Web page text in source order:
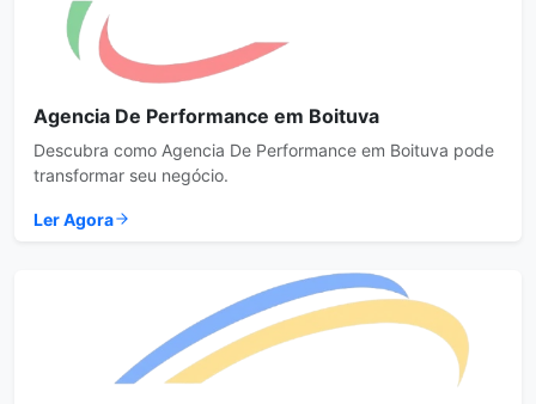
Agencia De Performance em Boituva
Descubra como Agencia De Performance em Boituva pode
transformar seu negócio.
Ler Agora